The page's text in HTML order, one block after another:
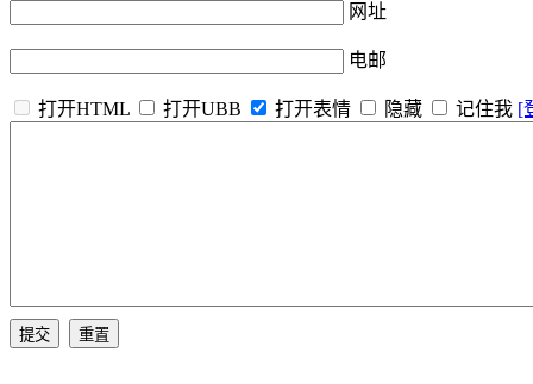
网址
电邮
打开HTML 打开UBB 打开表情 隐藏 记住我 [